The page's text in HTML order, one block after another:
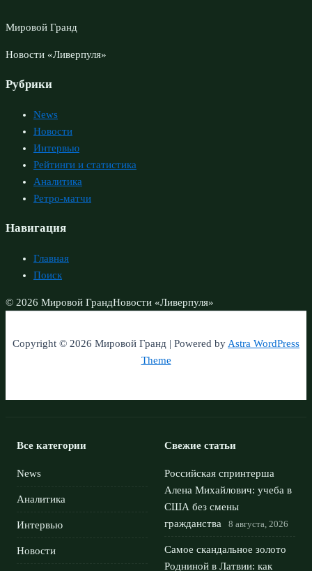
Мировой Гранд
Новости «Ливерпуля»
Рубрики
News
Новости
Интервью
Рейтинги и статистика
Аналитика
Ретро-матчи
Навигация
Главная
Поиск
© 2026 Мировой ГрандНовости «Ливерпуля»
Copyright © 2026 Мировой Гранд | Powered byAstra WordPress
Theme
Все категории
News
Аналитика
Интервью
Новости
Свежие статьи
Российская спринтерша
Алена Михайлович: учеба в
США без смены
гражданства
8 августа, 2026
Самое скандальное золото
Родниной в Латвии: как